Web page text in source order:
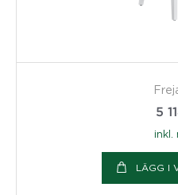
5
inkl.
LÄGG I